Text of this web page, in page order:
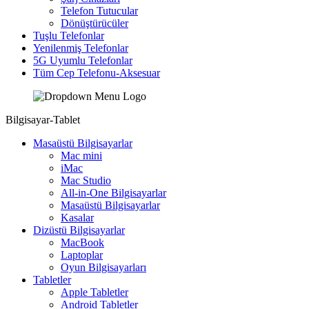
Telefon Tutucular
Dönüştürücüler
Tuşlu Telefonlar
Yenilenmiş Telefonlar
5G Uyumlu Telefonlar
Tüm Cep Telefonu-Aksesuar
Bilgisayar-Tablet
Masaüstü Bilgisayarlar
Mac mini
iMac
Mac Studio
All-in-One Bilgisayarlar
Masaüstü Bilgisayarlar
Kasalar
Dizüstü Bilgisayarlar
MacBook
Laptoplar
Oyun Bilgisayarları
Tabletler
Apple Tabletler
Android Tabletler